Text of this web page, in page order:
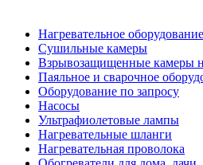
Нагревательное оборудование
Сушильные камеры
Взрывозащищенные камеры
Паяльное и сварочное
Оборудование по запросу
Насосы
Ультрафиолетовые лампы
Нагревательные шланги
Нагревательная проволока